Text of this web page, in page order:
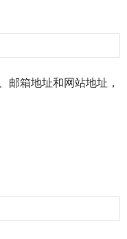
邮箱地址和网站地址，